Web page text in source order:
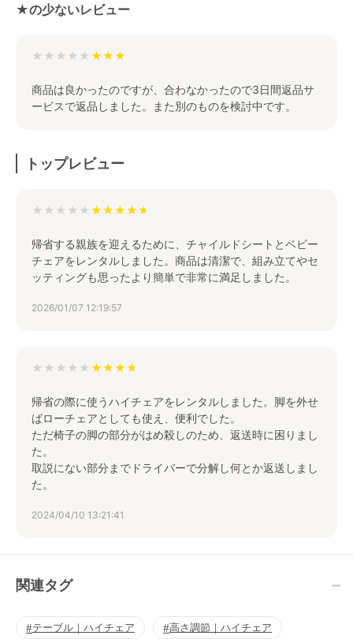
★の少ないレビュー
★★★★★
商品は良かったのですが、合わなかったので3日間返品サ
ービスで返品しました。また別のものを検討中です。
トップレビュー
★★★★★
帰省する親族を迎えるために、チャイルドシートとベビー
チェアをレンタルしました。商品は清潔で、組み立てやセ
ッティングも思ったより簡単で非常に満足しました。
2026/01/07 12:19:57
★★★★★
帰省の際に使うハイチェアをレンタルしました。脚を外せ
ばローチェアとしても使え、便利でした。
ただ椅子の脚の部分がはめ殺しのため、返送時に困りまし
た。
取説にない部分までドライバーで分解し何とか返送しまし
た。
2024/04/10 13:21:41
関連タグ
テーブル｜ハイチェア 高さ調節｜ハイチェア